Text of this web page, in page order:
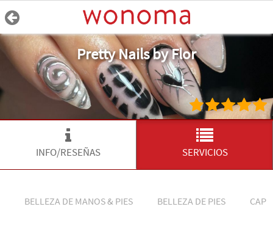
Pretty Nails by Flor
INFO/RESEÑAS SERVICIOS
BELLEZA DE MANOS & PIES BELLEZA DE PIES